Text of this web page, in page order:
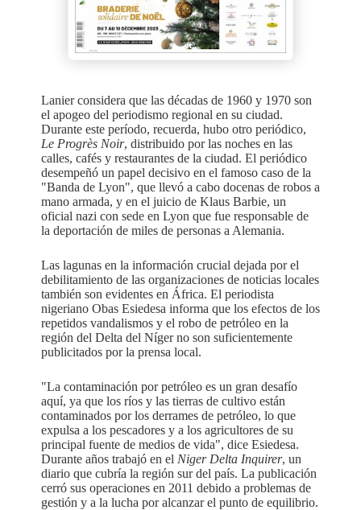
Lanier considera que las décadas de 1960 y 1970 son
el apogeo del periodismo regional en su ciudad.
Durante este período, recuerda, hubo otro periódico,
Le Progrès Noir, distribuido por las noches en las
calles, cafés y restaurantes de la ciudad. El periódico
desempeñó un papel decisivo en el famoso caso de la
"Banda de Lyon", que llevó a cabo docenas de robos a
mano armada, y en el juicio de Klaus Barbie, un
oficial nazi con sede en Lyon que fue responsable de
la deportación de miles de personas a Alemania.
Las lagunas en la información crucial dejada por el
debilitamiento de las organizaciones de noticias locales
también son evidentes en África. El periodista
nigeriano Obas Esiedesa informa que los efectos de los
repetidos vandalismos y el robo de petróleo en la
región del Delta del Níger no son suficientemente
publicitados por la prensa local.
"La contaminación por petróleo es un gran desafío
aquí, ya que los ríos y las tierras de cultivo están
contaminados por los derrames de petróleo, lo que
expulsa a los pescadores y a los agricultores de su
principal fuente de medios de vida", dice Esiedesa.
Durante años trabajó en el Niger Delta Inquirer, un
diario que cubría la región sur del país. La publicación
cerró sus operaciones en 2011 debido a problemas de
gestión y a la lucha por alcanzar el punto de equilibrio.